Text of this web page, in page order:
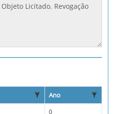
Ano
0